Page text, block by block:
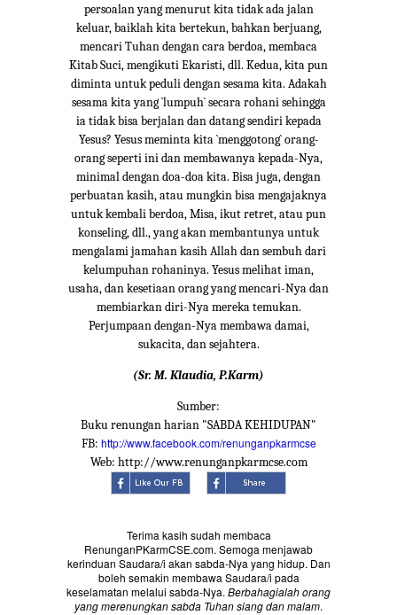
persoalan yang menurut kita tidak ada jalan
keluar, baiklah kita bertekun, bahkan berjuang,
mencari Tuhan dengan cara berdoa, membaca
Kitab Suci, mengikuti Ekaristi, dll. Kedua, kita pun
diminta untuk peduli dengan sesama kita. Adakah
sesama kita yang `lumpuh` secara rohani sehingga
ia tidak bisa berjalan dan datang sendiri kepada
Yesus? Yesus meminta kita `menggotong` orang-
orang seperti ini dan membawanya kepada-Nya,
minimal dengan doa-doa kita. Bisa juga, dengan
perbuatan kasih, atau mungkin bisa mengajaknya
untuk kembali berdoa, Misa, ikut retret, atau pun
konseling, dll., yang akan membantunya untuk
mengalami jamahan kasih Allah dan sembuh dari
kelumpuhan rohaninya. Yesus melihat iman,
usaha, dan kesetiaan orang yang mencari-Nya dan
membiarkan diri-Nya mereka temukan.
Perjumpaan dengan-Nya membawa damai,
sukacita, dan sejahtera.
(Sr. M. Klaudia, P.Karm)
Sumber:
Buku renungan harian "SABDA KEHIDUPAN"
FB: http://www.facebook.com/renunganpkarmcse
Web: http://www.renunganpkarmcse.com
Terima kasih sudah membaca
RenunganPKarmCSE.com. Semoga menjawab
kerinduan Saudara/i akan sabda-Nya yang hidup. Dan
boleh semakin membawa Saudara/i pada
keselamatan melalui sabda-Nya. Berbahagialah orang
yang merenungkan sabda Tuhan siang dan malam.